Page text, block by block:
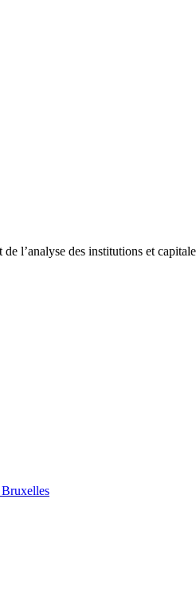
l’analyse des institutions et
Bruxelles